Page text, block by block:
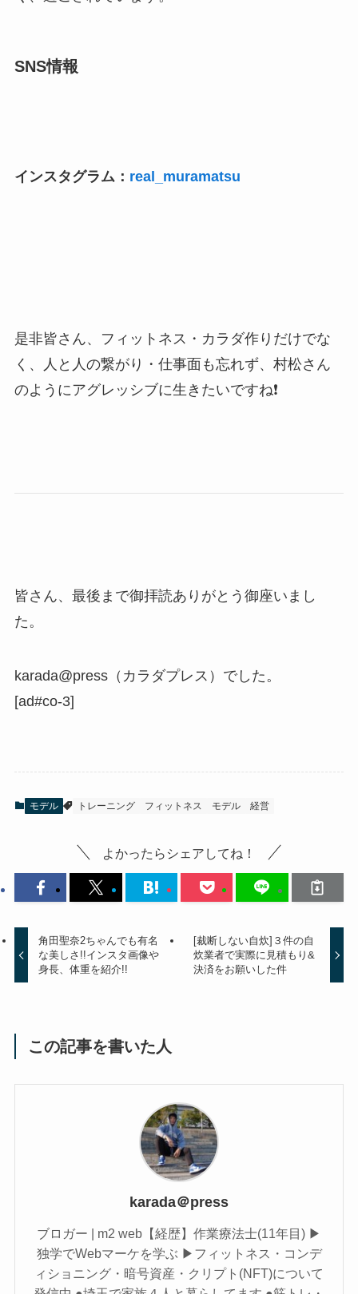
SNS情報
インスタグラム： real_muramatsu
是非皆さん、フィットネス・カラダ作りだけでな
く、人と人の繋がり・仕事面も忘れず、村松さん
のようにアグレッシブに生きたいですね❗️
皆さん、最後まで御拝読ありがとう御座いまし
た。
karada@press（カラダプレス）でした。
[ad#co-3]
モデル トレーニング フィットネス モデル 経営
よかったらシェアしてね！
角田聖奈2ちゃんでも有名
な美しさ!!インスタ画像や
身長、体重を紹介!!
[裁断しない自炊]３件の自
炊業者で実際に見積もり&
決済をお願いした件
この記事を書いた人
karada＠press
ブロガー | m2 web【経歴】作業療法士(11年目) ▶︎
独学でWebマーケを学ぶ ▶︎フィットネス・コンデ
ィショニング・暗号資産・クリプト(NFT)について